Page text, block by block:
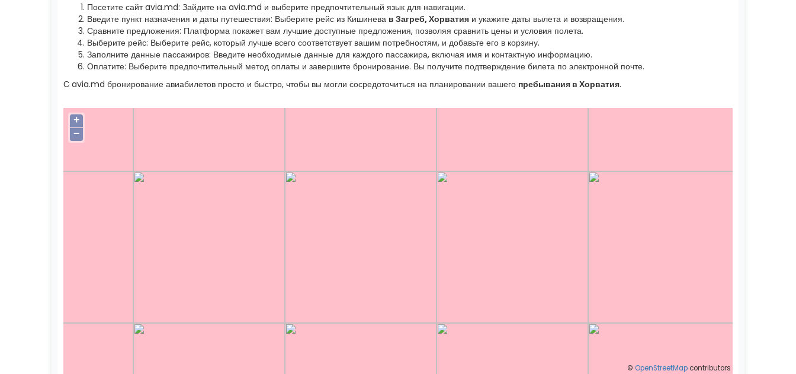
Посетите сайт avia.md: Зайдите на avia.md и выберите предпочтительный язык для навигации.
Введите пункт назначения и даты путешествия: Выберите рейс из Кишинева в Загреб, Хорватия и укажите даты вылета и возвращения.
Сравните предложения: Платформа покажет вам лучшие доступные предложения, позволяя сравнить цены и условия полета.
Выберите рейс: Выберите рейс, который лучше всего соответствует вашим потребностям, и добавьте его в корзину.
Заполните данные пассажиров: Введите необходимые данные для каждого пассажира, включая имя и контактную информацию.
Оплатите: Выберите предпочтительный метод оплаты и завершите бронирование. Вы получите подтверждение билета по электронной почте.
С avia.md бронирование авиабилетов просто и быстро, чтобы вы могли сосредоточиться на планировании вашего пребывания в Хорватия.
+
−
© OpenStreetMap contributors